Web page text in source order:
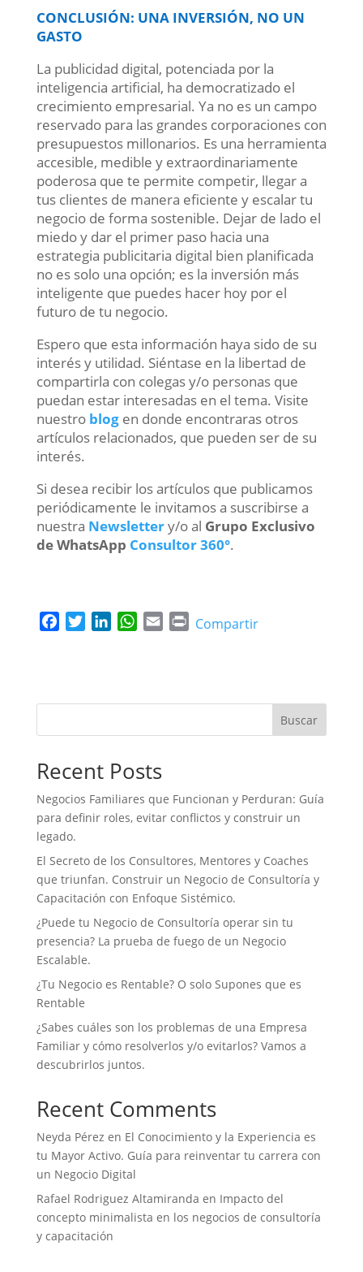
CONCLUSIÓN: UNA INVERSIÓN, NO UN
GASTO
La publicidad digital, potenciada por la
inteligencia artificial, ha democratizado el
crecimiento empresarial. Ya no es un campo
reservado para las grandes corporaciones con
presupuestos millonarios. Es una herramienta
accesible, medible y extraordinariamente
poderosa que te permite competir, llegar a
tus clientes de manera eficiente y escalar tu
negocio de forma sostenible. Dejar de lado el
miedo y dar el primer paso hacia una
estrategia publicitaria digital bien planificada
no es solo una opción; es la inversión más
inteligente que puedes hacer hoy por el
futuro de tu negocio.
Espero que esta información haya sido de su
interés y utilidad. Siéntase en la libertad de
compartirla con colegas y/o personas que
puedan estar interesadas en el tema. Visite
nuestro blogen donde encontraras otros
artículos relacionados, que pueden ser de su
interés.
Si desea recibir los artículos que publicamos
periódicamente le invitamos a suscribirse a
nuestra Newslettery/o al Grupo Exclusivo
de WhatsApp Consultor 360°.
b
o
t
r
e
I
W
s
p
l
P
t
Compartir
Buscar
Recent Posts
Negocios Familiares que Funcionan y Perduran: Guía
para definir roles, evitar conflictos y construir un
legado.
El Secreto de los Consultores, Mentores y Coaches
que triunfan. Construir un Negocio de Consultoría y
Capacitación con Enfoque Sistémico.
¿Puede tu Negocio de Consultoría operar sin tu
presencia? La prueba de fuego de un Negocio
Escalable.
¿Tu Negocio es Rentable? O solo Supones que es
Rentable
¿Sabes cuáles son los problemas de una Empresa
Familiar y cómo resolverlos y/o evitarlos? Vamos a
descubrirlos juntos.
Recent Comments
Neyda Pérez en El Conocimiento y la Experiencia es
tu Mayor Activo. Guía para reinventar tu carrera con
un Negocio Digital
Rafael Rodriguez Altamiranda en Impacto del
concepto minimalista en los negocios de consultoría
y capacitación